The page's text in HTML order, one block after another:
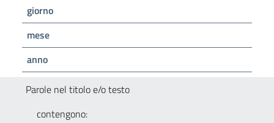
giorno
mese
anno
Parole nel titolo e/o testo
contengono: